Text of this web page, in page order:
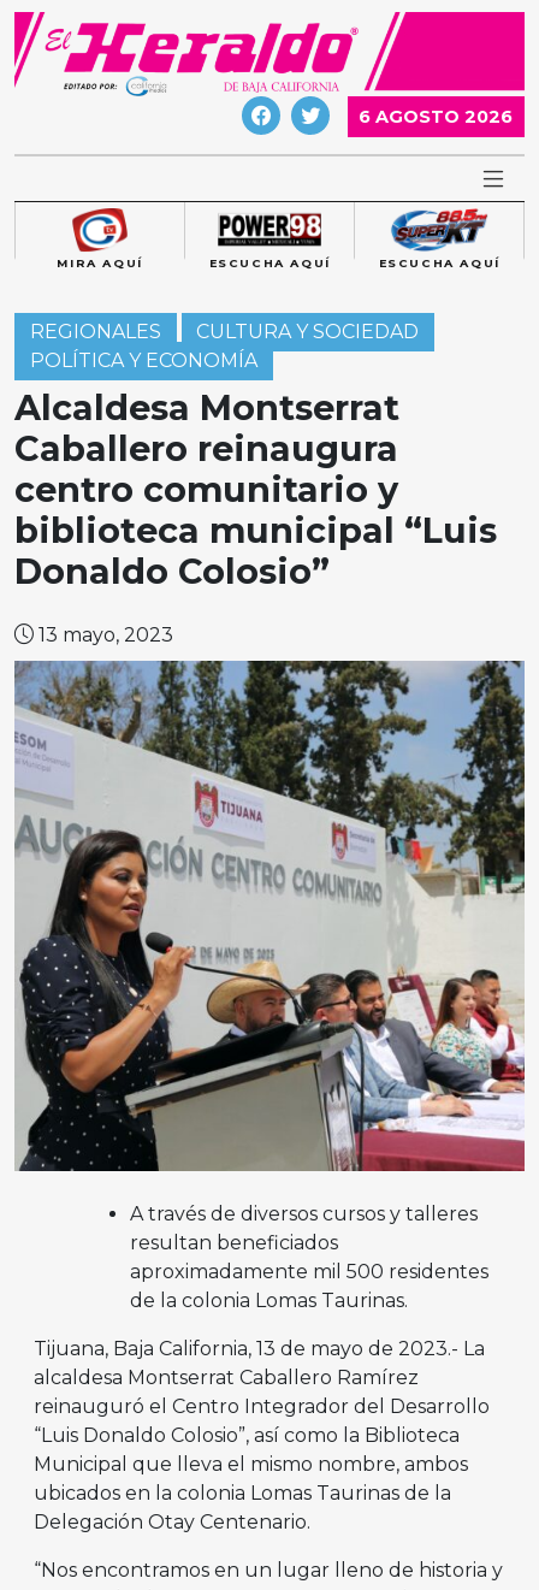
Skip
content
6 AGOSTO 2026
MIRA AQUÍ ESCUCHA AQUÍ ESCUCHA AQUÍ
REGIONALES
CULTURA Y SOCIEDAD
POLÍTICA Y ECONOMÍA
Alcaldesa Montserrat
Caballero reinaugura
centro comunitario y
biblioteca municipal “Luis
Donaldo Colosio”
13 mayo, 2023
A través de diversos cursos y talleres
resultan beneficiados
aproximadamente mil 500 residentes
de la colonia Lomas Taurinas.
Tijuana, Baja California, 13 de mayo de 2023.- La
alcaldesa Montserrat Caballero Ramírez
reinauguró el Centro Integrador del Desarrollo
“Luis Donaldo Colosio”, así como la Biblioteca
Municipal que lleva el mismo nombre, ambos
ubicados en la colonia Lomas Taurinas de la
Delegación Otay Centenario.
“Nos encontramos en un lugar lleno de historia y